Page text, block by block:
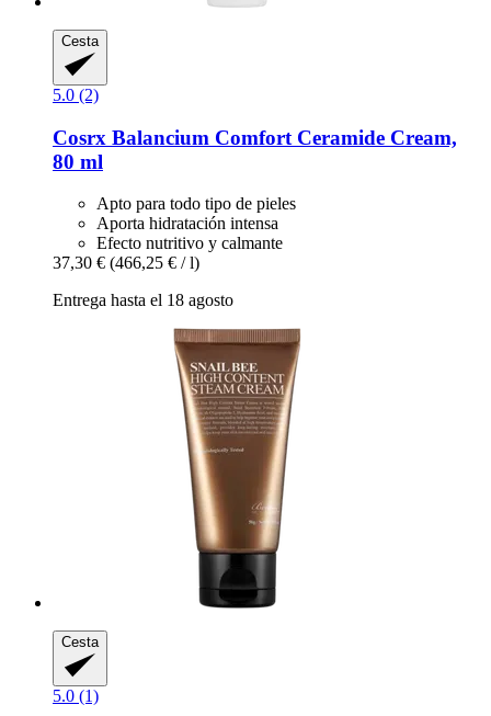
Cesta
5.0 (2)
Cosrx Balancium Comfort Ceramide Cream,
80 ml
Apto para todo tipo de pieles
Aporta hidratación intensa
Efecto nutritivo y calmante
37,30 € (466,25 € / l)
Entrega hasta el 18 agosto
Cesta
5.0 (1)